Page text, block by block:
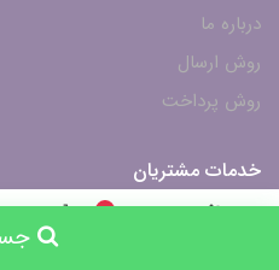
0
سبد خرید
جستجو
درباره ما
روش ارسال
روش پرداخت
خدمات مشتریان